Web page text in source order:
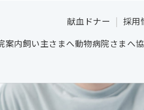
献血ドナー 採用
案内飼い主さまへ動物病院さまへ